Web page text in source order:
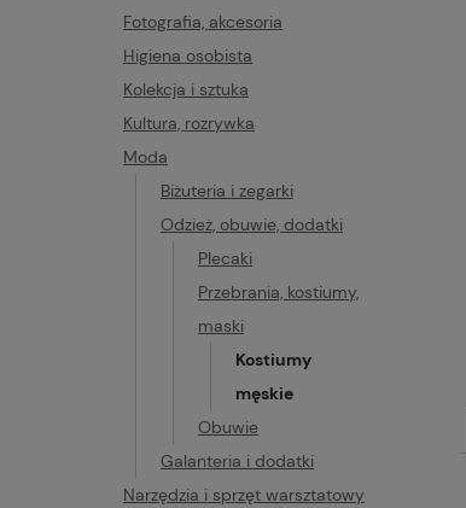
Fotografia, akcesoria
Higiena osobista
Kolekcja i sztuka
Kultura, rozrywka
Moda
Biżuteria i zegarki
Odzież, obuwie, dodatki
Plecaki
Przebrania, kostiumy,
maski
Kostiumy
męskie
Obuwie
Galanteria i dodatki
Narzędzia i sprzęt warsztatowy